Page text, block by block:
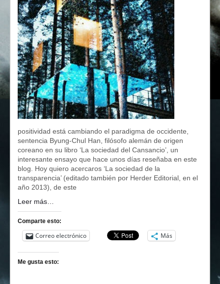
positividad está cambiando el paradigma de occidente,
sentencia Byung-Chul Han, filósofo alemán de origen
coreano en su libro ‘La sociedad del Cansancio’, un
interesante ensayo que hace unos días reseñaba en este
blog. Hoy quiero acercaros ‘La sociedad de la
transparencia’ (editado también por Herder Editorial, en el
año 2013), de este
Leer más…
Comparte esto:
Correo electrónico Más
Me gusta esto: